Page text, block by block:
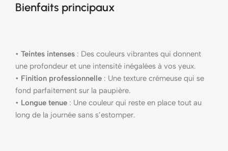
Bienfaits principaux
• Teintes intenses : Des couleurs vibrantes qui donnent
une profondeur et une intensité inégalées à vos yeux.
• Finition professionnelle : Une texture crémeuse qui se
fond parfaitement sur la paupière.
• Longue tenue : Une couleur qui reste en place tout au
long de la journée sans s’estomper.